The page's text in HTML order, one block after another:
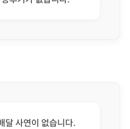
달 사연이 없습니다.